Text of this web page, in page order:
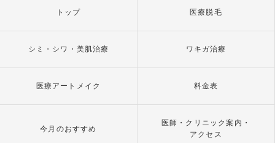
トップ 医療脱毛
シミ・シワ・美肌治療 ワキガ治療
医療アートメイク 料金表
今月のおすすめ
医師・クリニック案内・
アクセス